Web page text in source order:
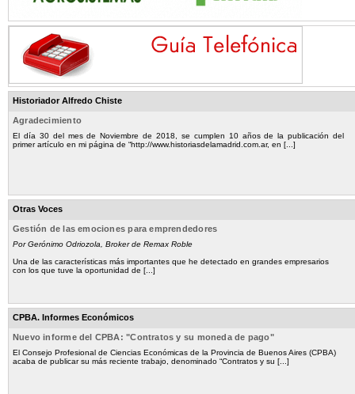
Historiador Alfredo Chiste
Agradecimiento
El día 30 del mes de Noviembre de 2018, se cumplen 10 años de la publicación del
primer artículo en mi página de “http://www.historiasdelamadrid.com.ar, en [...]
Otras Voces
Gestión de las emociones para emprendedores
Por Gerónimo Odriozola, Broker de Remax Roble
Una de las características más importantes que he detectado en grandes empresarios
con los que tuve la oportunidad de [...]
CPBA. Informes Económicos
Nuevo informe del CPBA: "Contratos y su moneda de pago"
El Consejo Profesional de Ciencias Económicas de la Provincia de Buenos Aires (CPBA)
acaba de publicar su más reciente trabajo, denominado “Contratos y su [...]